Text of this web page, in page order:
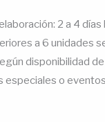
2 a 4 días
a 6 unidades
disponibilidad
especiales o